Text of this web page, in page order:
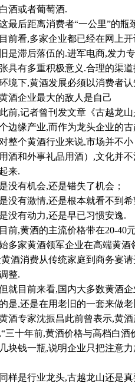
酒或者葡萄酒.
后距离消费者“一公里”的瓶
看,多家企业都已经在网上开
是滞后落伍的.进军电商,发力
具有多重积极意义.合理的渠
境下,黄酒发展必须以消费者
企业最大的敌人是自己
,记者曾刊发文章《古越龙山
边缘产业,而作为龙头企业的
个黄酒行业来说,市场并不小
酒和外事礼品用酒）,文化并
来.
有机会,还是错失了机会；
有激情,还是根本就看不到希
有动力,还是早已习惯安逸.
,黄酒的主流价格带在20-40元
多家黄酒领军企业在高端黄
酒消费从传统家庭到商务宴
整.
目前来看,国内大多数黄酒企
是,还是在用老旧的一套来做
专家沈振昌此前曾表示,黄酒
三十年前,黄酒价格与高档白
块钱一瓶,说明企业只把注意
是行业龙头,古越龙山还是真